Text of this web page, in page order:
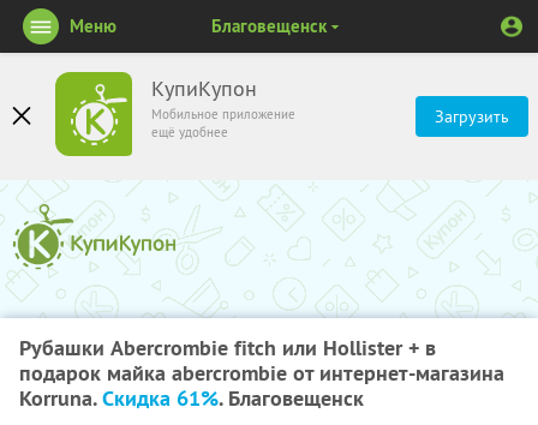
КупиКупон
Мобильное приложение
ещё удобнее
Загрузить
Меню Благовещенск
Рубашки Abercrombie fitch или Hollister + в
подарок майка abercrombie от интернет-магазина
Korruna.Скидка 61%. Благовещенск